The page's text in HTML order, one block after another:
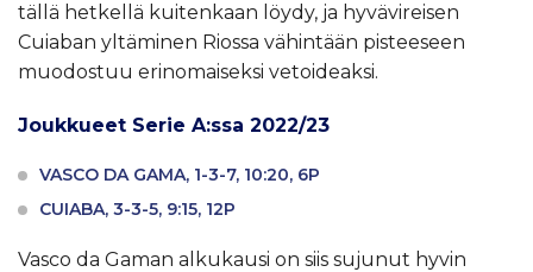
tällä hetkellä kuitenkaan löydy, ja hyvävireisen
Cuiaban yltäminen Riossa vähintään pisteeseen
muodostuu erinomaiseksi vetoideaksi.
Joukkueet Serie A:ssa 2022/23
VASCO DA GAMA, 1-3-7, 10:20, 6P
CUIABA, 3-3-5, 9:15, 12P
Vasco da Gaman alkukausi on siis sujunut hyvin